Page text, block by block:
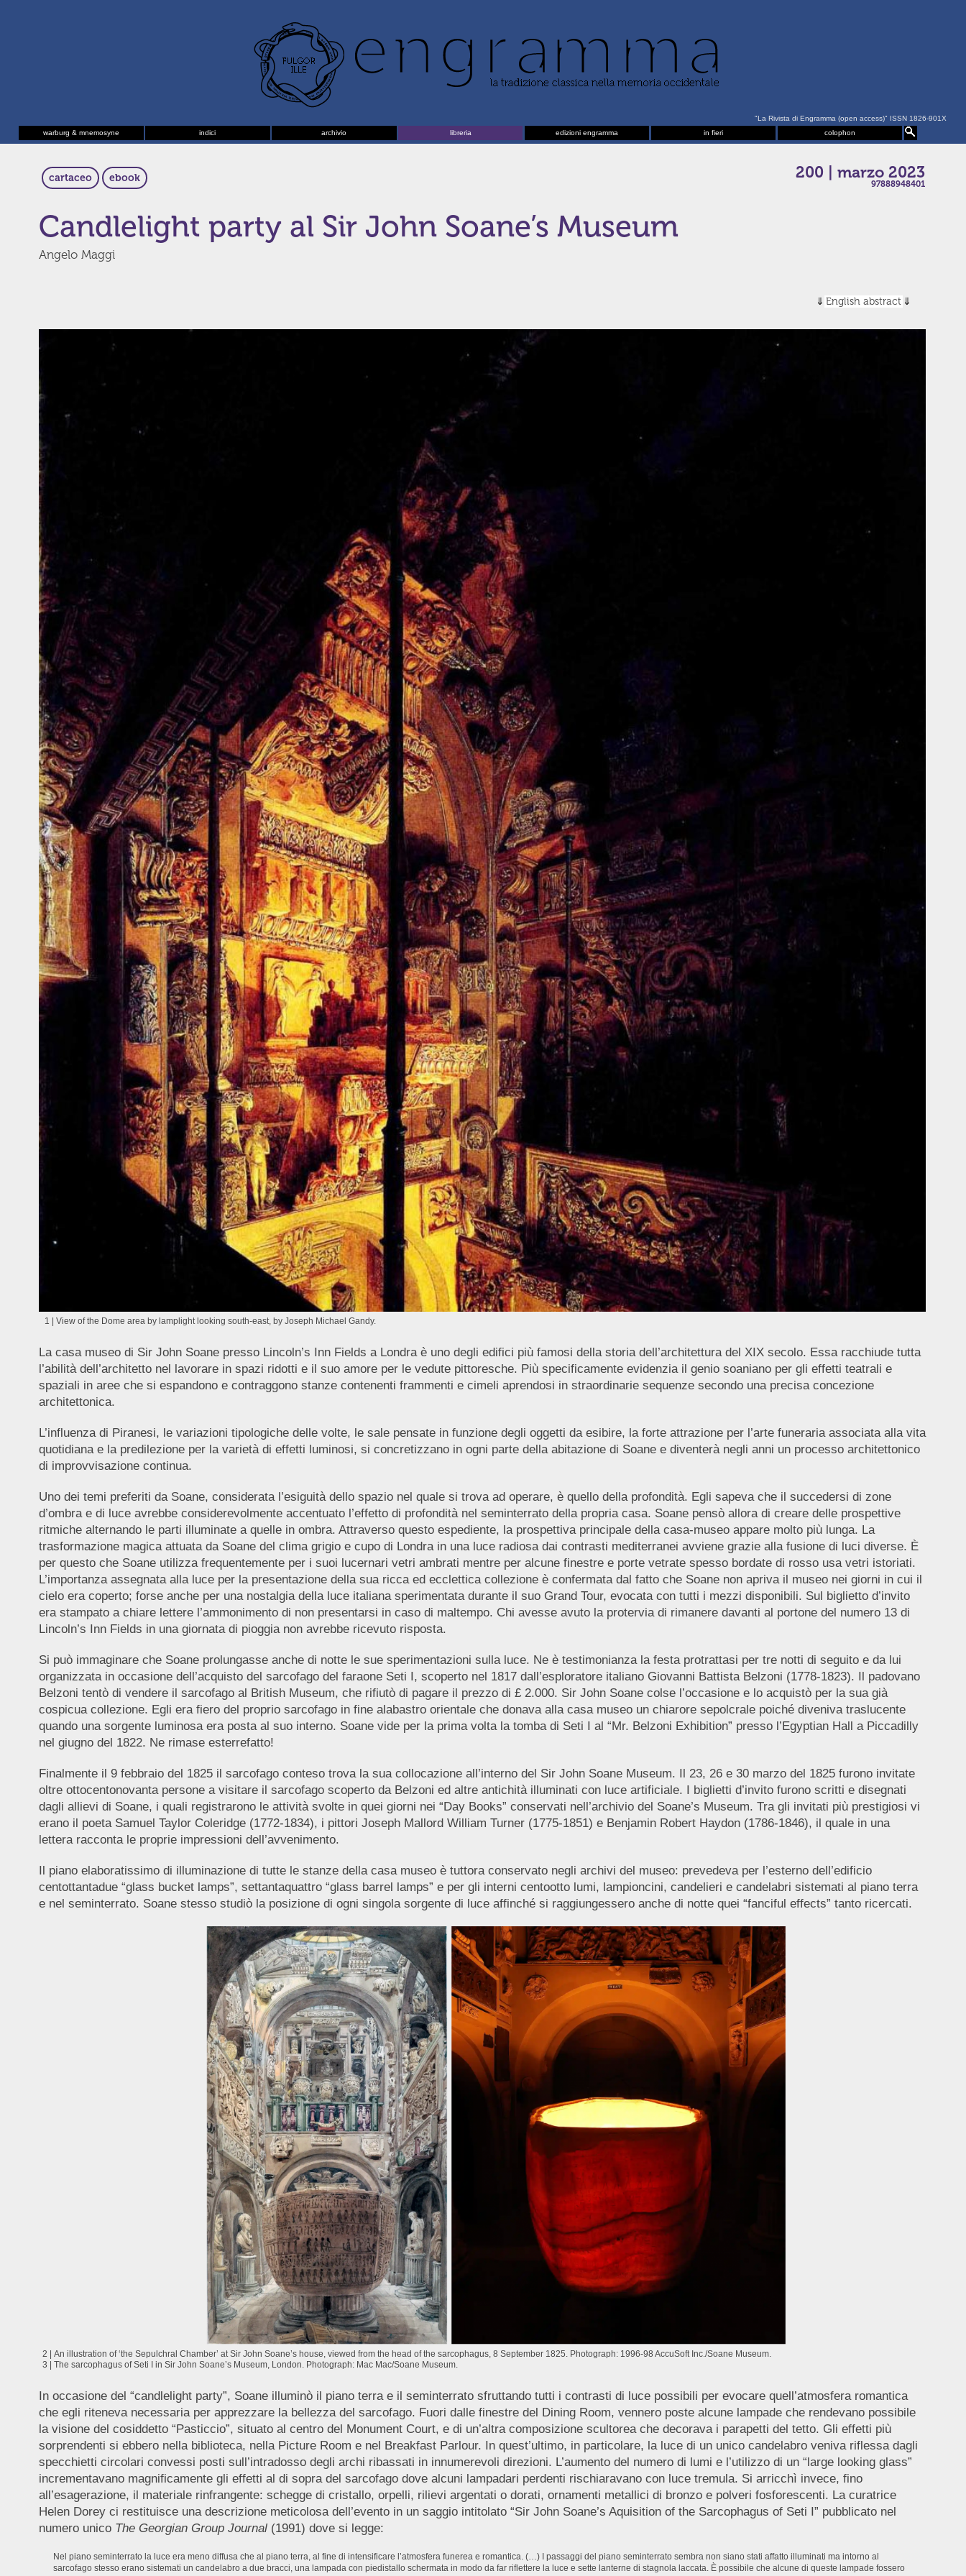
"La Rivista di Engramma (open access)" ISSN 1826-901X
warburg & mnemosyne
indici archivio libreria edizioni engramma in fieri colophon
cartaceo ebook 200 | marzo 2023
97888948401
Candlelight party al Sir John Soane’s Museum
Angelo Maggi
English abstract
1 | View of the Dome area by lamplight looking south-east, by Joseph Michael Gandy.
La casa museo di Sir John Soane presso Lincoln’s Inn Fields a Londra è uno degli edifici più famosi della storia dell’architettura del XIX secolo. Essa racchiude tutta
l’abilità dell’architetto nel lavorare in spazi ridotti e il suo amore per le vedute pittoresche. Più specificamente evidenzia il genio soaniano per gli effetti teatrali e
spaziali in aree che si espandono e contraggono stanze contenenti frammenti e cimeli aprendosi in straordinarie sequenze secondo una precisa concezione
architettonica.
L’influenza di Piranesi, le variazioni tipologiche delle volte, le sale pensate in funzione degli oggetti da esibire, la forte attrazione per l’arte funeraria associata alla vita
quotidiana e la predilezione per la varietà di effetti luminosi, si concretizzano in ogni parte della abitazione di Soane e diventerà negli anni un processo architettonico
di improvvisazione continua.
Uno dei temi preferiti da Soane, considerata l’esiguità dello spazio nel quale si trova ad operare, è quello della profondità. Egli sapeva che il succedersi di zone
d’ombra e di luce avrebbe considerevolmente accentuato l’effetto di profondità nel seminterrato della propria casa. Soane pensò allora di creare delle prospettive
ritmiche alternando le parti illuminate a quelle in ombra. Attraverso questo espediente, la prospettiva principale della casa-museo appare molto più lunga. La
trasformazione magica attuata da Soane del clima grigio e cupo di Londra in una luce radiosa dai contrasti mediterranei avviene grazie alla fusione di luci diverse. È
per questo che Soane utilizza frequentemente per i suoi lucernari vetri ambrati mentre per alcune finestre e porte vetrate spesso bordate di rosso usa vetri istoriati.
L’importanza assegnata alla luce per la presentazione della sua ricca ed ecclettica collezione è confermata dal fatto che Soane non apriva il museo nei giorni in cui il
cielo era coperto; forse anche per una nostalgia della luce italiana sperimentata durante il suo Grand Tour, evocata con tutti i mezzi disponibili. Sul biglietto d’invito
era stampato a chiare lettere l’ammonimento di non presentarsi in caso di maltempo. Chi avesse avuto la protervia di rimanere davanti al portone del numero 13 di
Lincoln’s Inn Fields in una giornata di pioggia non avrebbe ricevuto risposta.
Si può immaginare che Soane prolungasse anche di notte le sue sperimentazioni sulla luce. Ne è testimonianza la festa protrattasi per tre notti di seguito e da lui
organizzata in occasione dell’acquisto del sarcofago del faraone Seti I, scoperto nel 1817 dall’esploratore italiano Giovanni Battista Belzoni (1778-1823). Il padovano
Belzoni tentò di vendere il sarcofago al British Museum, che rifiutò di pagare il prezzo di £ 2.000. Sir John Soane colse l’occasione e lo acquistò per la sua già
cospicua collezione. Egli era fiero del proprio sarcofago in fine alabastro orientale che donava alla casa museo un chiarore sepolcrale poiché diveniva traslucente
quando una sorgente luminosa era posta al suo interno. Soane vide per la prima volta la tomba di Seti I al “Mr. Belzoni Exhibition” presso l’Egyptian Hall a Piccadilly
nel giugno del 1822. Ne rimase esterrefatto!
Finalmente il 9 febbraio del 1825 il sarcofago conteso trova la sua collocazione all’interno del Sir John Soane Museum. Il 23, 26 e 30 marzo del 1825 furono invitate
oltre ottocentonovanta persone a visitare il sarcofago scoperto da Belzoni ed altre antichità illuminati con luce artificiale. I biglietti d’invito furono scritti e disegnati
dagli allievi di Soane, i quali registrarono le attività svolte in quei giorni nei “Day Books” conservati nell’archivio del Soane’s Museum. Tra gli invitati più prestigiosi vi
erano il poeta Samuel Taylor Coleridge (1772-1834), i pittori Joseph Mallord William Turner (1775-1851) e Benjamin Robert Haydon (1786-1846), il quale in una
lettera racconta le proprie impressioni dell’avvenimento.
Il piano elaboratissimo di illuminazione di tutte le stanze della casa museo è tuttora conservato negli archivi del museo: prevedeva per l’esterno dell’edificio
centottantadue “glass bucket lamps”, settantaquattro “glass barrel lamps” e per gli interni centootto lumi, lampioncini, candelieri e candelabri sistemati al piano terra
e nel seminterrato. Soane stesso studiò la posizione di ogni singola sorgente di luce affinché si raggiungessero anche di notte quei “fanciful effects” tanto ricercati.
2 | An illustration of ‘the Sepulchral Chamber’ at Sir John Soane’s house, viewed from the head of the sarcophagus, 8 September 1825. Photograph: 1996-98 AccuSoft Inc./Soane Museum.
3 | The sarcophagus of Seti I in Sir John Soane’s Museum, London. Photograph: Mac Mac/Soane Museum.
In occasione del “candlelight party”, Soane illuminò il piano terra e il seminterrato sfruttando tutti i contrasti di luce possibili per evocare quell’atmosfera romantica
che egli riteneva necessaria per apprezzare la bellezza del sarcofago. Fuori dalle finestre del Dining Room, vennero poste alcune lampade che rendevano possibile
la visione del cosiddetto “Pasticcio”, situato al centro del Monument Court, e di un’altra composizione scultorea che decorava i parapetti del tetto. Gli effetti più
sorprendenti si ebbero nella biblioteca, nella Picture Room e nel Breakfast Parlour. In quest’ultimo, in particolare, la luce di un unico candelabro veniva riflessa dagli
specchietti circolari convessi posti sull’intradosso degli archi ribassati in innumerevoli direzioni. L’aumento del numero di lumi e l’utilizzo di un “large looking glass”
incrementavano magnificamente gli effetti al di sopra del sarcofago dove alcuni lampadari perdenti rischiaravano con luce tremula. Si arricchì invece, fino
all’esagerazione, il materiale rinfrangente: schegge di cristallo, orpelli, rilievi argentati o dorati, ornamenti metallici di bronzo e polveri fosforescenti. La curatrice
Helen Dorey ci restituisce una descrizione meticolosa dell’evento in un saggio intitolato “Sir John Soane’s Aquisition of the Sarcophagus of Seti I” pubblicato nel
numero unico The Georgian Group Journal(1991) dove si legge:
Nel piano seminterrato la luce era meno diffusa che al piano terra, al fine di intensificare l’atmosfera funerea e romantica. (…) I passaggi del piano seminterrato sembra non siano stati affatto illuminati ma intorno al
sarcofago stesso erano sistemati un candelabro a due bracci, una lampada con piedistallo schermata in modo da far riflettere la luce e sette lanterne di stagnola laccata. È possibile che alcune di queste lampade fossero